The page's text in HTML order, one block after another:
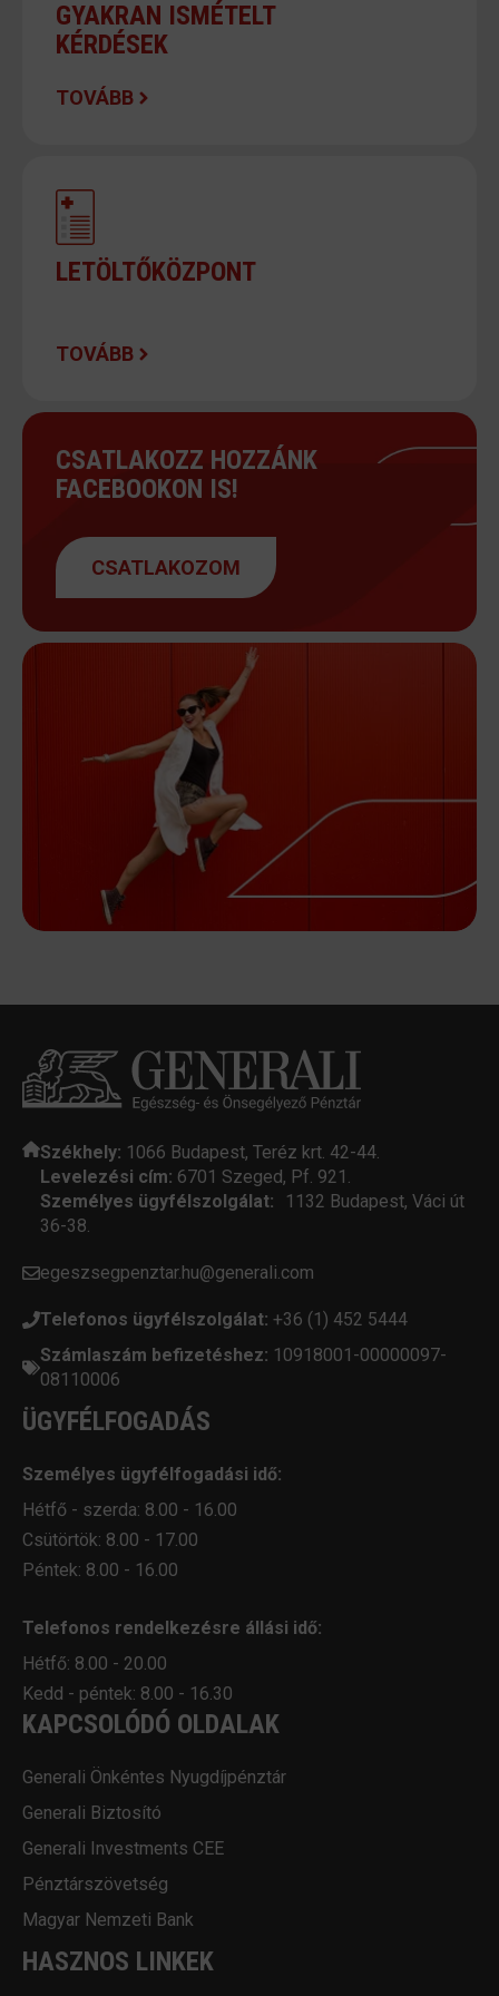
GYAKRAN ISMÉTELT
KÉRDÉSEK
TOVÁBB
LETÖLTŐKÖZPONT
TOVÁBB
CSATLAKOZZ HOZZÁNK
FACEBOOKON IS!
CSATLAKOZOM
Székhely: 1066 Budapest, Teréz krt. 42-44.
Levelezési cím: 6701 Szeged, Pf. 921.
Személyes ügyfélszolgálat: 1132 Budapest, Váci út
36-38.
egeszsegpenztar.hu@generali.com
Telefonos ügyfélszolgálat: +36 (1) 452 5444
Számlaszám befizetéshez: 10918001-00000097-
08110006
ÜGYFÉLFOGADÁS
Személyes ügyfélfogadási idő:
Hétfő - szerda: 8.00 - 16.00
Csütörtök: 8.00 - 17.00
Péntek: 8.00 - 16.00
Telefonos rendelkezésre állási idő:
Hétfő: 8.00 - 20.00
Kedd - péntek: 8.00 - 16.30
KAPCSOLÓDÓ OLDALAK
Generali Önkéntes Nyugdíjpénztár
Generali Biztosító
Generali Investments CEE
Pénztárszövetség
Magyar Nemzeti Bank
HASZNOS LINKEK